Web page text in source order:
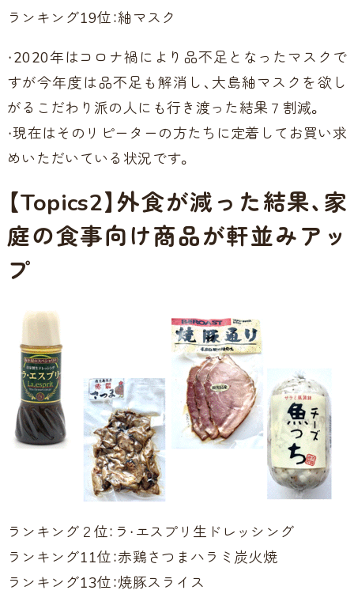
ランキング19位：紬マスク
・2020年はコロナ禍により品不足となったマスクで
すが今年度は品不足も解消し、大島紬マスクを欲し
がるこだわり派の人にも行き渡った結果７割減。
・現在はそのリピーターの方たちに定着してお買い求
めいただいている状況です。
【Topics2】外食が減った結果、家
庭の食事向け商品が軒並みアッ
プ
ランキング２位：ラ・エスプリ生ドレッシング
ランキング11位：赤鶏さつまハラミ炭火焼
ランキング13位：焼豚スライス